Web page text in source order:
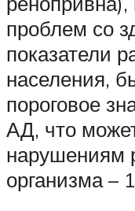
проблем со
показатели
населения,
пороговое
АД, что
нарушениям
организма –